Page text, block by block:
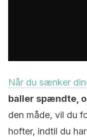
Når du sænker
baller spændte,
den måde, vil du
hofter, indtil du